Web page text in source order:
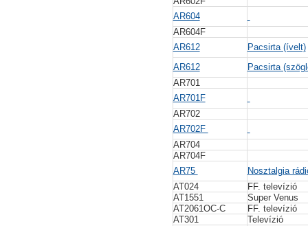
AR604
AR604F
AR612
Pacsirta (ívelt)
AR612
Pacsirta
AR701
AR701F
AR702
AR702F
AR704
AR704F
AR75
Nosztalgia
AT024
FF. televízió
AT1551
Super Venus
AT2061OC-C
FF. televízió
AT301
Televízió